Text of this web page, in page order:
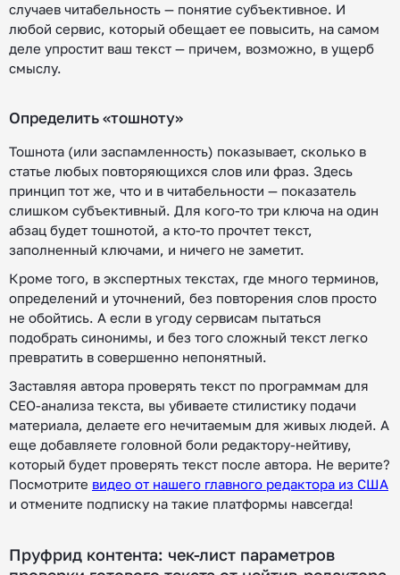
случаев читабельность — понятие субъективное. И
любой сервис, который обещает ее повысить, на самом
деле упростит ваш текст — причем, возможно, в ущерб
смыслу.
Определить «тошноту»
Тошнота (или заспамленность) показывает, сколько в
статье любых повторяющихся слов или фраз. Здесь
принцип тот же, что и в читабельности — показатель
слишком субъективный. Для кого-то три ключа на один
абзац будет тошнотой, а кто-то прочтет текст,
заполненный ключами, и ничего не заметит.
Кроме того, в экспертных текстах, где много терминов,
определений и уточнений, без повторения слов просто
не обойтись. А если в угоду сервисам пытаться
подобрать синонимы, и без того сложный текст легко
превратить в совершенно непонятный.
Заставляя автора проверять текст по программам для
СЕО-анализа текста, вы убиваете стилистику подачи
материала, делаете его нечитаемым для живых людей. А
еще добавляете головной боли редактору-нейтиву,
который будет проверять текст после автора. Не верите?
Посмотрите видео от нашего главного редактора из США
и отмените подписку на такие платформы навсегда!
Пруфрид контента: чек-лист параметров